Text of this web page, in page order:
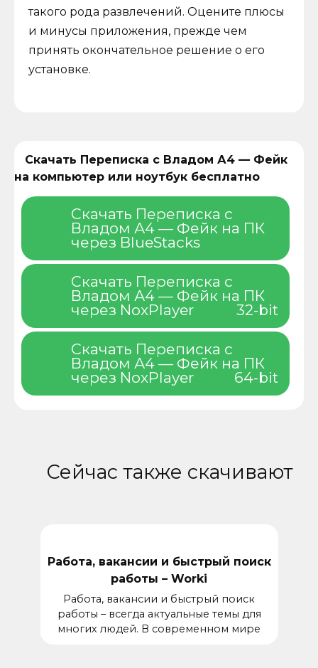
такого рода развлечений. Оцените плюсы
и минусы приложения, прежде чем
принять окончательное решение о его
установке.
Скачать Переписка с Владом А4 — Фейк
на компьютер или ноутбук бесплатно
Скачать Переписка с
Владом А4 — Фейк на ПК
через BlueStacks
Скачать Переписка с
Владом А4 — Фейк на ПК
через NoxPlayer
32-bit
Скачать Переписка с
Владом А4 — Фейк на ПК
через NoxPlayer
64-bit
Сейчас также скачивают
Работа, вакансии и быстрый поиск
работы – Worki
Работа, вакансии и быстрый поиск
работы – всегда актуальные темы для
многих людей. В современном мире